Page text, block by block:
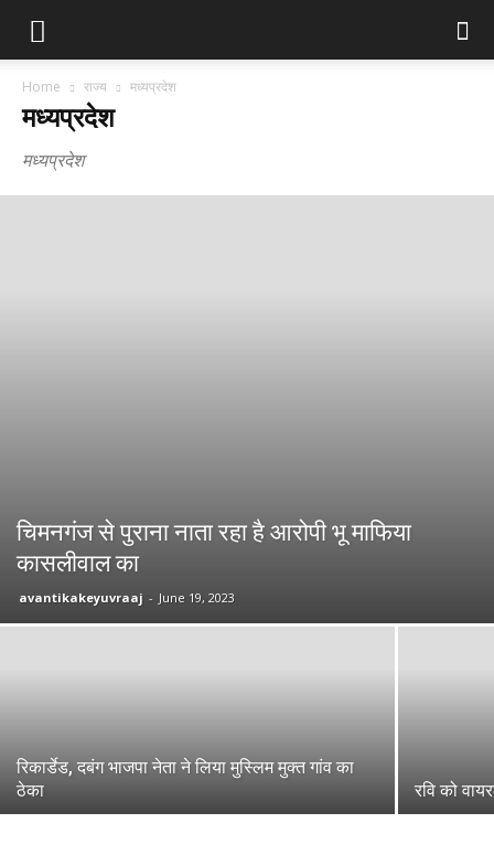
Home राज्य मध्‍यप्रदेश
मध्‍यप्रदेश
मध्‍यप्रदेश
चिमनगंज से पुराना नाता रहा है आरोपी भू माफिया
कासलीवाल का
avantikakeyuvraaj - June 19, 2023
रिकार्डेड, दबंग भाजपा नेता ने लिया मुस्लिम मुक्त गांव का
ठेका
रवि को